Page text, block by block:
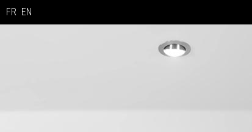
FR EN